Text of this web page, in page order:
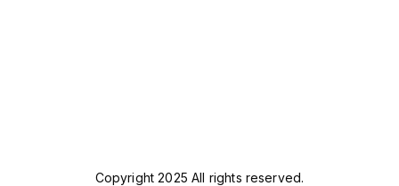
Copyright 2025 All rights reserved.